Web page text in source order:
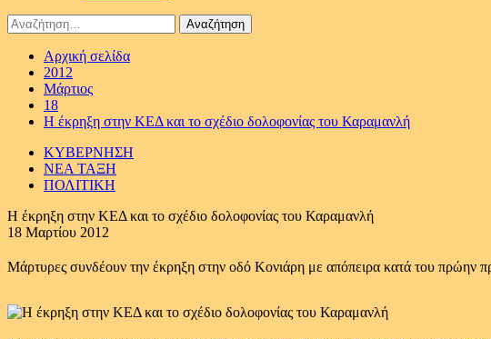
Αναζήτηση
για:
Αρχική σελίδα
2012
Μάρτιος
18
Η έκρηξη στην ΚΕΔ και το σχέδιο δολοφονίας του Καραμανλή
ΚΥΒΕΡΝΗΣΗ
ΝΕΑ ΤΑΞΗ
ΠΟΛΙΤΙΚΗ
Η έκρηξη στην ΚΕΔ και το σχέδιο δολοφονίας του Καραμανλή
18 Μαρτίου 2012
Μάρτυρες συνδέουν την έκρηξη στην οδό Κονιάρη με απόπειρα κατά του πρώην